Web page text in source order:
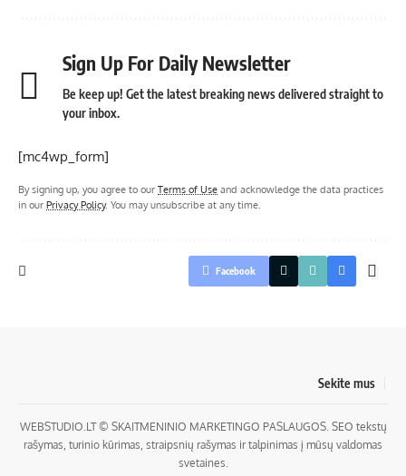
Sign Up For Daily Newsletter
Be keep up! Get the latest breaking news delivered straight to
your inbox.
[mc4wp_form]
By signing up, you agree to our Terms of Use and acknowledge the data practices
in our Privacy Policy. You may unsubscribe at any time.
Facebook
Sekite mus
WEBSTUDIO.LT© SKAITMENINIO MARKETINGO PASLAUGOS. SEO tekstų
rašymas, turinio kūrimas, straipsnių rašymas ir talpinimas į mūsų valdomas
svetaines.